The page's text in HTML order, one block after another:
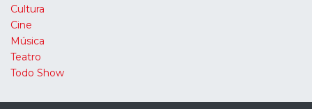
Cultura
Cine
Música
Teatro
Todo Show